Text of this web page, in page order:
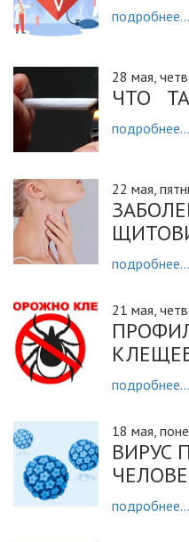
подробнее...
28 мая,
ЧТО
подробнее...
22 мая,
подробнее...
21 мая,
подробнее...
18 мая,
ВИРУС
подробнее...